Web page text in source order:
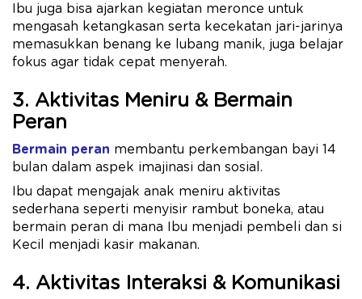
Ibu juga bisa ajarkan kegiatan meronce untuk
mengasah ketangkasan serta kecekatan jari-jarinya
memasukkan benang ke lubang manik, juga belajar
fokus agar tidak cepat menyerah.
3. Aktivitas Meniru & Bermain
Peran
Bermain peran membantu perkembangan bayi 14
bulan dalam aspek imajinasi dan sosial.
Ibu dapat mengajak anak meniru aktivitas
sederhana seperti menyisir rambut boneka, atau
bermain peran di mana Ibu menjadi pembeli dan si
Kecil menjadi kasir makanan.
4. Aktivitas Interaksi & Komunikasi